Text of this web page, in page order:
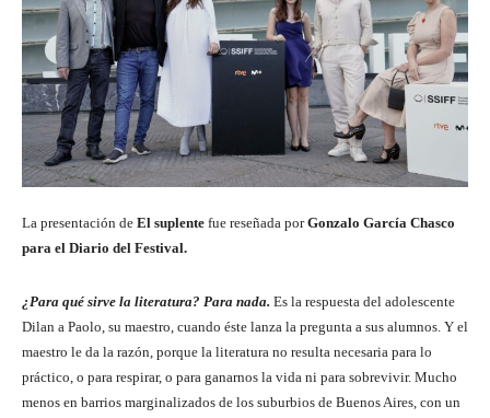
La presentación de El suplente fue reseñada porGonzalo García Chasco
para el Diario del Festival.
¿Para qué sirve la literatura? Para nada. Es la respuesta del adolescente
Dilan a Paolo, su maestro, cuando éste lanza la pregunta a sus alumnos. Y el
maestro le da la razón, porque la literatura no resulta necesaria para lo
práctico, o para respirar, o para ganarnos la vida ni para sobrevivir. Mucho
menos en barrios marginalizados de los suburbios de Buenos Aires, con un